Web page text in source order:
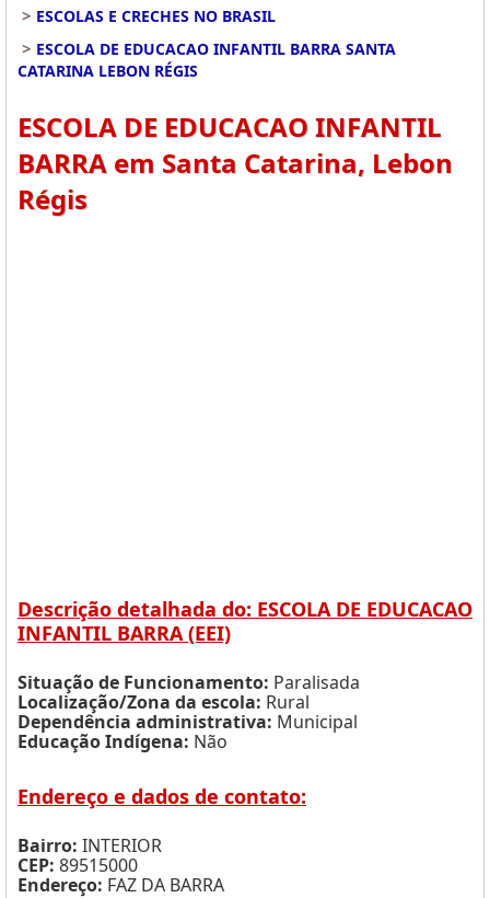
> ESCOLAS E CRECHES NO BRASIL
> ESCOLA DE EDUCACAO INFANTIL BARRA SANTA
CATARINA LEBON RÉGIS
ESCOLA DE EDUCACAO INFANTIL
BARRA em Santa Catarina, Lebon
Régis
Descrição detalhada do: ESCOLA DE EDUCACAO
INFANTIL BARRA (EEI)
Situação de Funcionamento: Paralisada
Localização/Zona da escola: Rural
Dependência administrativa: Municipal
Educação Indígena: Não
Endereço e dados de contato:
Bairro: INTERIOR
CEP: 89515000
Endereço: FAZ DA BARRA